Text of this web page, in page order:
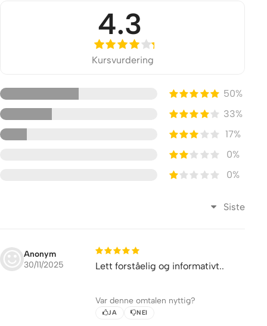
4.3
Kursvurdering
50%
33%
17%
0%
0%
Siste
Anonym
30/11/2025
Lett forståelig og informativt..
Var denne omtalen nyttig?
JA NEI